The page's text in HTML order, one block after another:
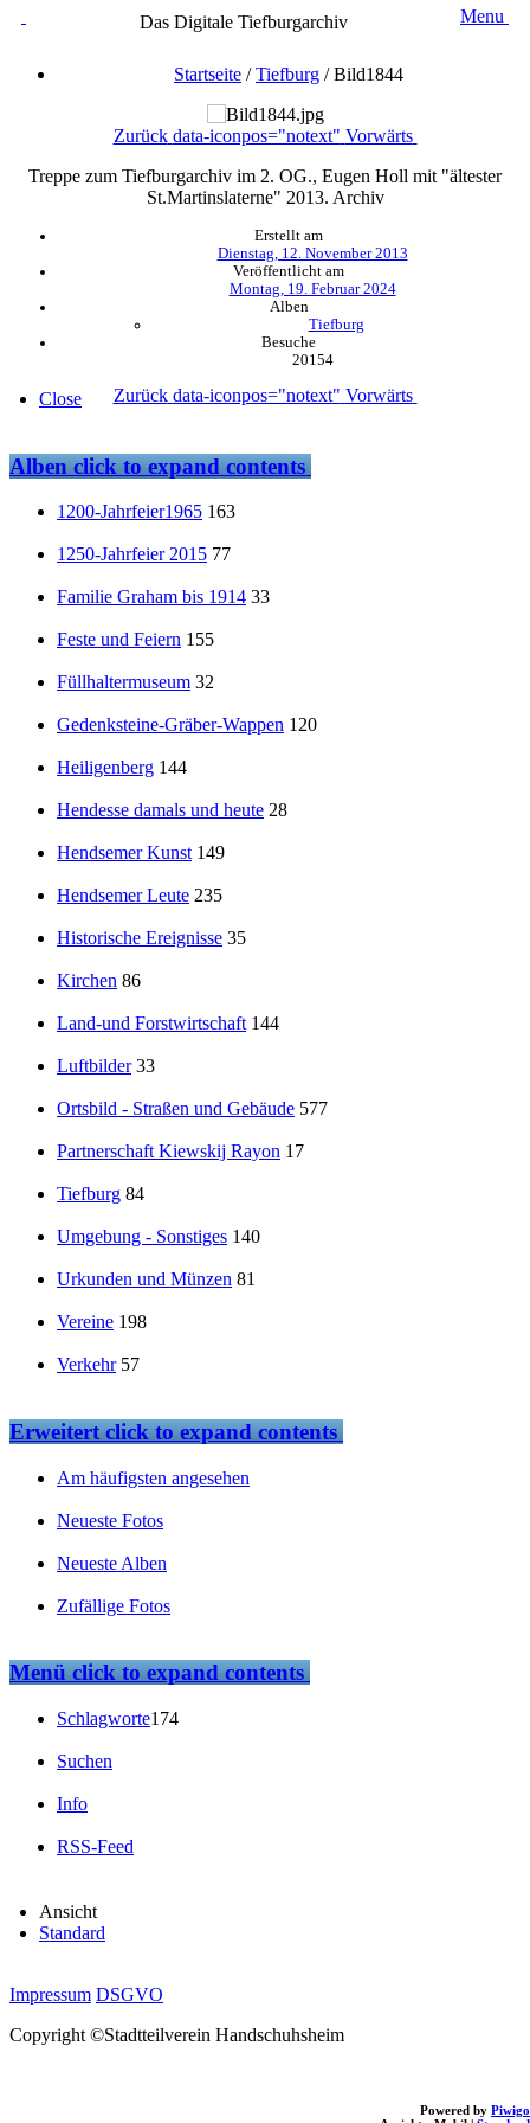
Das Digitale Tiefburgarchiv Menu
Startseite /Tiefburg /Bild1844
Zurück data-iconpos="notext" Vorwärts
Treppe zum Tiefburgarchiv im 2. OG., Eugen Holl mit "ältester
St.Martinslaterne" 2013. Archiv
Erstellt am
Dienstag, 12. November 2013
Veröffentlicht am
Montag, 19. Februar 2024
Alben
Tiefburg
Besuche
20154
Zurück data-iconpos="notext" Vorwärts
Powered by Piwigo
Close
Albenclick to expand contents
1200-Jahrfeier1965 163
1250-Jahrfeier 2015 77
Familie Graham bis 1914 33
Feste und Feiern 155
Füllhaltermuseum 32
Gedenksteine-Gräber-Wappen 120
Heiligenberg 144
Hendesse damals und heute 28
Hendsemer Kunst 149
Hendsemer Leute 235
Historische Ereignisse 35
Kirchen 86
Land-und Forstwirtschaft 144
Luftbilder 33
Ortsbild - Straßen und Gebäude 577
Partnerschaft Kiewskij Rayon 17
Tiefburg 84
Umgebung - Sonstiges 140
Urkunden und Münzen 81
Vereine 198
Verkehr 57
Erweitertclick to expand contents
Am häufigsten angesehen
Neueste Fotos
Neueste Alben
Zufällige Fotos
Menüclick to expand contents
Schlagworte174
Suchen
Info
RSS-Feed
Ansicht
Standard
Impressum DSGVO
Copyright ©Stadtteilverein Handschuhsheim